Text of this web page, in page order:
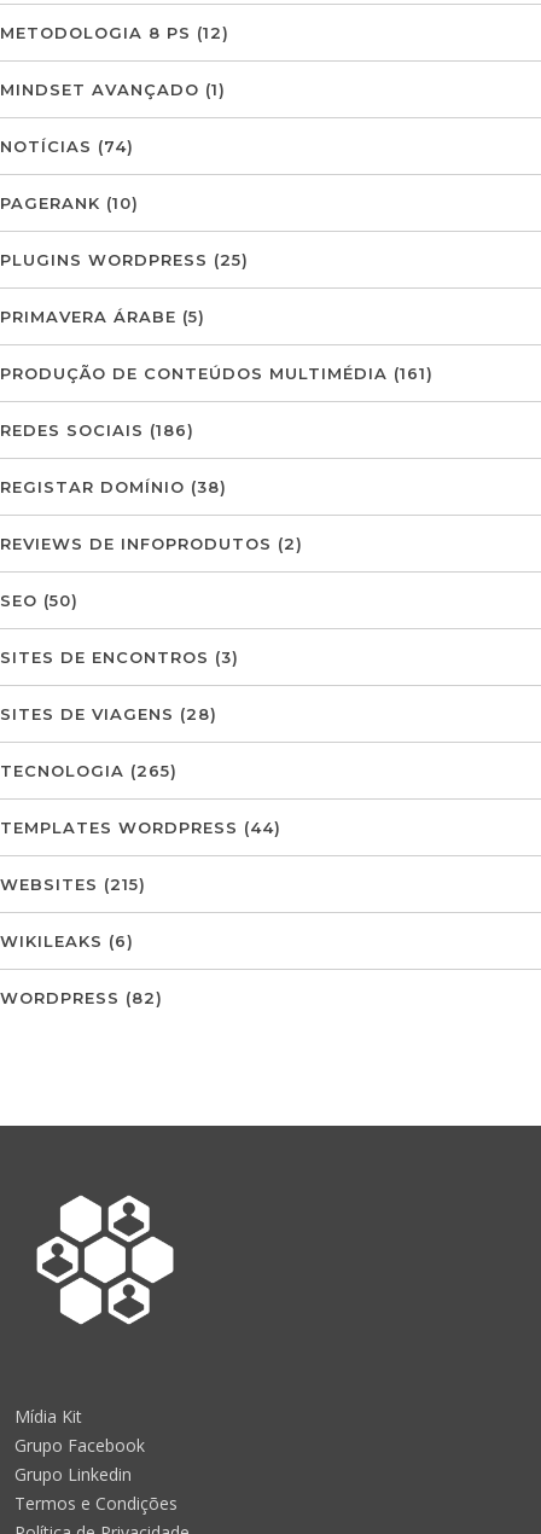
METODOLOGIA 8 PS (12)
MINDSET AVANÇADO (1)
NOTÍCIAS (74)
PAGERANK (10)
PLUGINS WORDPRESS (25)
PRIMAVERA ÁRABE (5)
PRODUÇÃO DE CONTEÚDOS MULTIMÉDIA (161)
REDES SOCIAIS (186)
REGISTAR DOMÍNIO (38)
REVIEWS DE INFOPRODUTOS (2)
SEO (50)
SITES DE ENCONTROS (3)
SITES DE VIAGENS (28)
TECNOLOGIA (265)
TEMPLATES WORDPRESS (44)
WEBSITES (215)
WIKILEAKS (6)
WORDPRESS (82)
Mídia Kit
Grupo Facebook
Grupo Linkedin
Termos e Condições